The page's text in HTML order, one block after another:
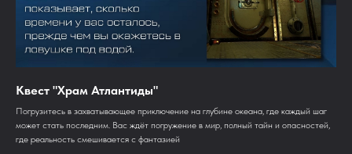
Квест "Храм Атлантиды"
Погрузитесь в захватывающее приключение на глубине океана, где каждый шаг
может стать последним. Вас ждёт погружение в мир, полный тайн и опасностей,
где реальность смешивается с фантазией